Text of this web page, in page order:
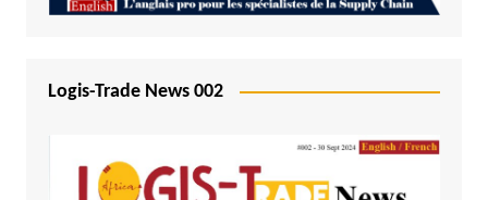
Logis-Trade News 002